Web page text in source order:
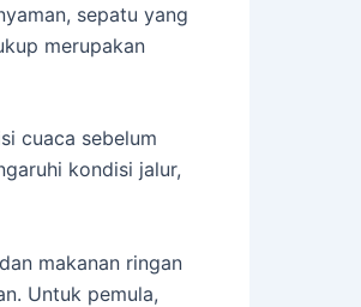
sepatu yang
merupakan
cuaca sebelum
kondisi jalur,
makanan ringan
Untuk pemula,